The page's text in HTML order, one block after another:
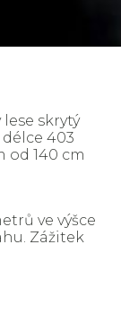
skrytý
403
od 140 cm
ve výšce
Zážitek